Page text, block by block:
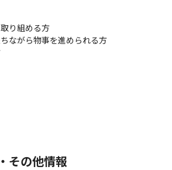
り組める方
ながら物事を進められる方
その他情報